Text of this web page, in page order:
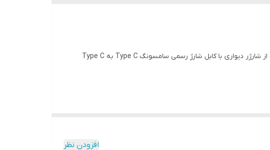
شارژر دیواری سامسونگ EP-TA۸۰۰ برای شارژ سریع تا ۲۵W را برای دستگاههای سازگار فراهم می کند. برای نتیجه بهینه از شارژر دیواری با کابل شارژ رسمی سامسونگ Type C به Type C
افزودن نظر